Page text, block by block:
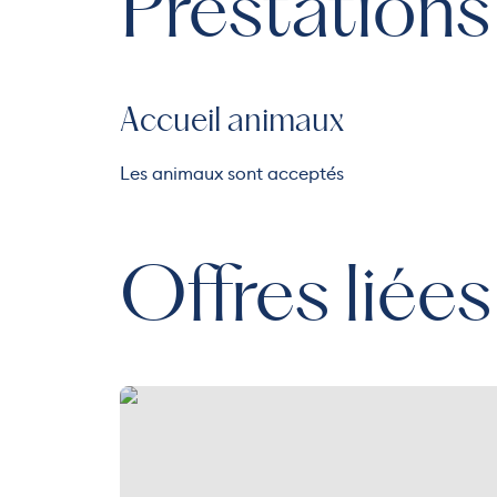
Prestations
Accueil animaux
Les animaux sont acceptés
Offres liées
Four Seasons Resort Megève